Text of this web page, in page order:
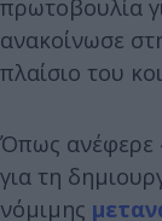
πρωτοβουλία
ανακοίνωσε
πλαίσιο του
Όπως ανέφερε
για τη
νόμιμης